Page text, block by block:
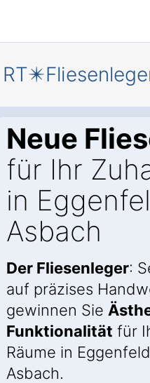
Neue
für Ihr
in
Asbach
Der Fliesenleger:
auf präzises
gewinnen Sie
Funktionalität für
Räume in
Asbach.